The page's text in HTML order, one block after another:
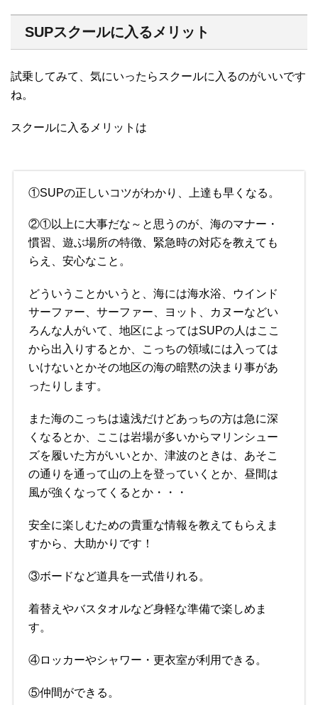
SUPスクールに入るメリット
試乗してみて、気にいったらスクールに入るのがいいです
ね。
スクールに入るメリットは
①SUPの正しいコツがわかり、上達も早くなる。
②①以上に大事だな～と思うのが、海のマナー・
慣習、遊ぶ場所の特徴、緊急時の対応を教えても
らえ、安心なこと。
どういうことかいうと、海には海水浴、ウインド
サーファー、サーファー、ヨット、カヌーなどい
ろんな人がいて、地区によってはSUPの人はここ
から出入りするとか、こっちの領域には入っては
いけないとかその地区の海の暗黙の決まり事があ
ったりします。
また海のこっちは遠浅だけどあっちの方は急に深
くなるとか、ここは岩場が多いからマリンシュー
ズを履いた方がいいとか、津波のときは、あそこ
の通りを通って山の上を登っていくとか、昼間は
風が強くなってくるとか・・・
安全に楽しむための貴重な情報を教えてもらえま
すから、大助かりです！
③ボードなど道具を一式借りれる。
着替えやバスタオルなど身軽な準備で楽しめま
す。
④ロッカーやシャワー・更衣室が利用できる。
⑤仲間ができる。